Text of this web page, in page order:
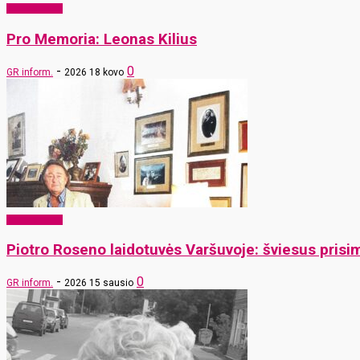
Pro Memoria: Leonas Kilius
GR inform. - 2026 18 kovo 0
Piotro Roseno laidotuvės Varšuvoje: šviesus
GR inform. - 2026 15 sausio 0